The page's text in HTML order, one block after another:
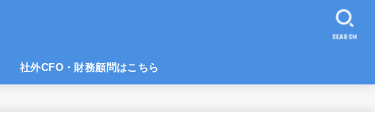
社外CFO・財務顧問はこちら
SEARCH